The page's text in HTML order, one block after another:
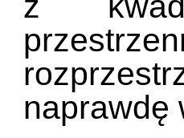
naprawdę